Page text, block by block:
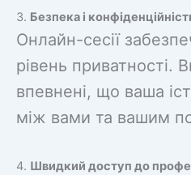
3. Безпека і
Онлайн-сесії
рівень приватності.
впевнені, що ваша
між вами та вашим
4. Швидкий доступ до